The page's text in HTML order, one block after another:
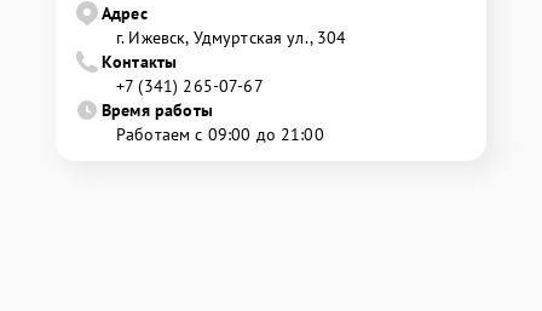
Адрес
г. Ижевск, Удмуртская ул., 304
Контакты
+7 (341) 265-07-67
Время работы
Работаем с 09:00 до 21:00